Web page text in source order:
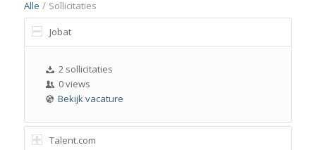
Alle / Sollicitaties
Jobat
2 sollicitaties
0 views
Bekijk vacature
Talent.com